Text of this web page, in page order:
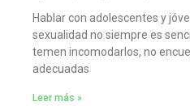
Hablar con adolescentes y
sexualidad no siempre es
temen incomodarlos, no
adecuadas
Leer más »